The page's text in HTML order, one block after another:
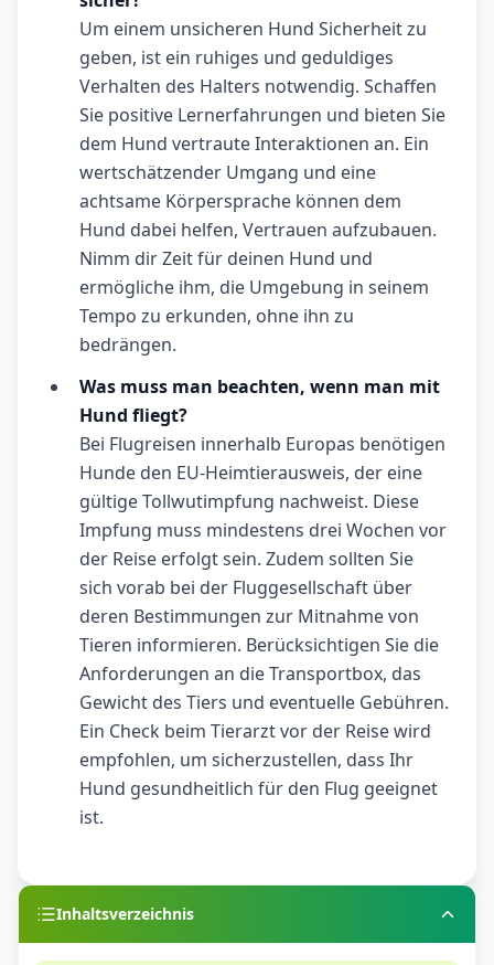
Um einem unsicheren Hund Sicherheit zu
geben, ist ein ruhiges und geduldiges
Verhalten des Halters notwendig. Schaffen
Sie positive Lernerfahrungen und bieten Sie
dem Hund vertraute Interaktionen an. Ein
wertschätzender Umgang und eine
achtsame Körpersprache können dem
Hund dabei helfen, Vertrauen aufzubauen.
Nimm dir Zeit für deinen Hund und
ermögliche ihm, die Umgebung in seinem
Tempo zu erkunden, ohne ihn zu
bedrängen.
Was muss man beachten, wenn man mit
Hund fliegt?
Bei Flugreisen innerhalb Europas benötigen
Hunde den EU-Heimtierausweis, der eine
gültige Tollwutimpfung nachweist. Diese
Impfung muss mindestens drei Wochen vor
der Reise erfolgt sein. Zudem sollten Sie
sich vorab bei der Fluggesellschaft über
deren Bestimmungen zur Mitnahme von
Tieren informieren. Berücksichtigen Sie die
Anforderungen an die Transportbox, das
Gewicht des Tiers und eventuelle Gebühren.
Ein Check beim Tierarzt vor der Reise wird
empfohlen, um sicherzustellen, dass Ihr
Hund gesundheitlich für den Flug geeignet
ist.
Inhaltsverzeichnis